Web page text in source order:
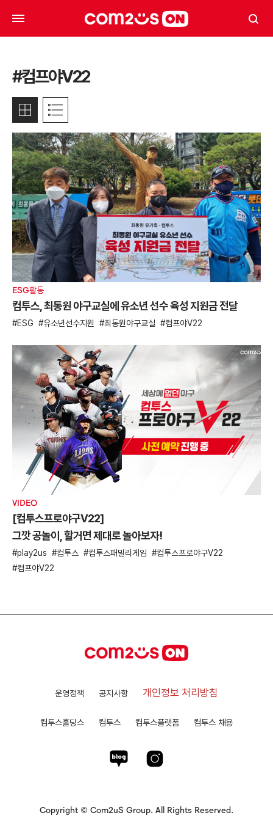
#컴프야V22
ESG활동
컴투스, 최동원 야구교실에 유소년 선수 육성 지원금 전달
ESG 유소년선수지원 최동원야구교실 컴프야V22
VIDEO
[컴투스프로야구V22]
그깟 공놀이, 할거면 제대로 놀아보자!
play2us 컴투스 컴투스패밀리게임
컴투스프로야구V22
컴프야V22
운영정책 공지사항 개인정보 처리방침
컴투스홀딩스 컴투스 컴투스플랫폼 컴투스 채용
Copyright © Com2uS Group. All Rights Reserved.